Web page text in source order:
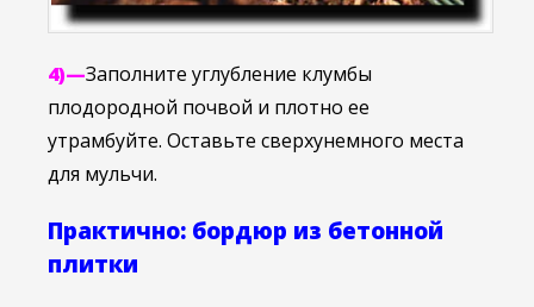
4)—Заполните углубление клумбы
плодородной почвой и плотно ее
утрамбуйте. Оставьте сверхунемного места
для мульчи.
Практично: бордюр из бетонной
плитки